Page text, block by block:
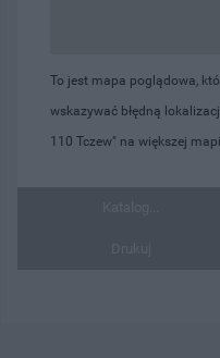
To jest mapa poglądowa,
wskazywać błędną
110 Tczew" na większej